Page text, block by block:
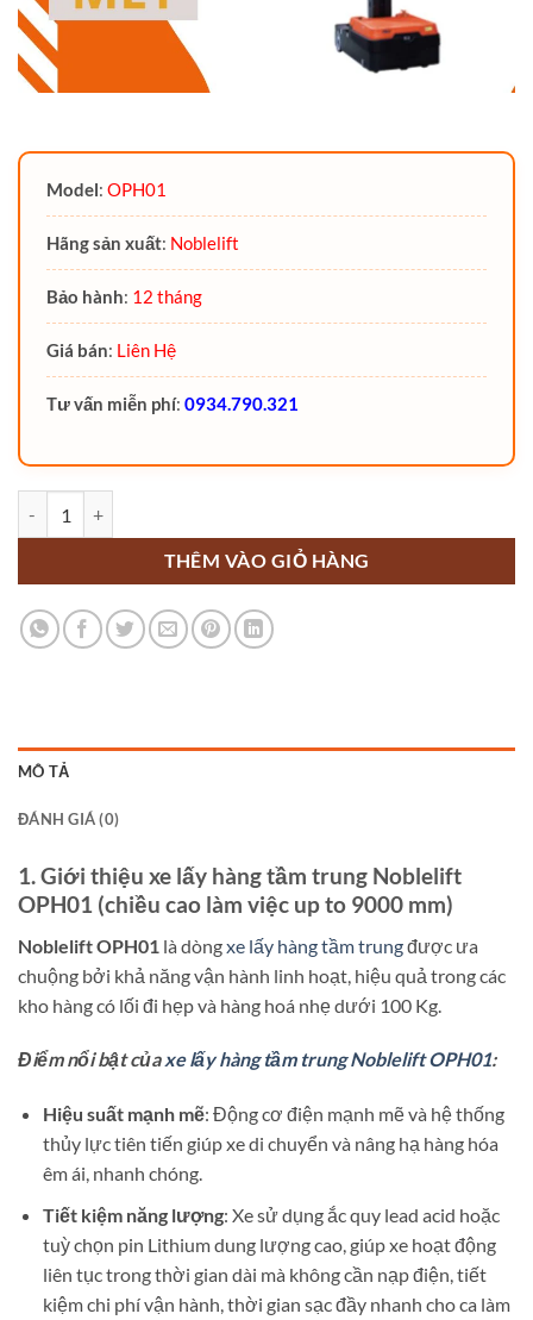
Model: OPH01
Hãng sản xuất: Noblelift
Bảo hành: 12 tháng
Giá bán: Liên Hệ
Tư vấn miễn phí: 0934.790.321
THÊM VÀO GIỎ HÀNG
MÔ TẢ
ĐÁNH GIÁ (0)
1. Giới thiệu xe lấy hàng tầm trung Noblelift
OPH01 (chiều cao làm việc up to 9000 mm)
Noblelift OPH01 là dòngxe lấy hàng tầm trungđược ưa
chuộng bởi khả năng vận hành linh hoạt, hiệu quả trong các
kho hàng có lối đi hẹp và hàng hoá nhẹ dưới 100 Kg.
Điểm nổi bật củaxe lấy hàng tầm trung Noblelift OPH01:
Hiệu suất mạnh mẽ: Động cơ điện mạnh mẽ và hệ thống
thủy lực tiên tiến giúp xe di chuyển và nâng hạ hàng hóa
êm ái, nhanh chóng.
Tiết kiệm năng lượng: Xe sử dụng ắc quy lead acid hoặc
tuỳ chọn pin Lithium dung lượng cao, giúp xe hoạt động
liên tục trong thời gian dài mà không cần nạp điện, tiết
kiệm chi phí vận hành, thời gian sạc đầy nhanh cho ca làm